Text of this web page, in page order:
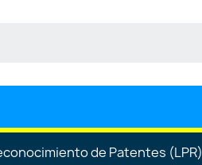
de Patentes (LPR)